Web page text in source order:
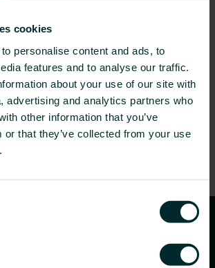
cookies
personalise content and ads, to
features and to analyse our traffic.
about your use of our site with
advertising and analytics partners who
other information that you’ve
or that they’ve collected from your use